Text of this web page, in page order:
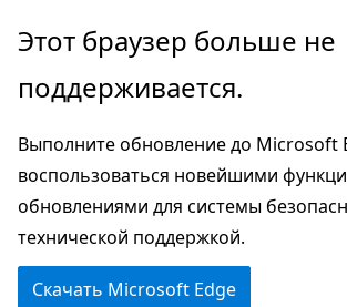
Пропустить
перейти
основному
содержимому
Переход
навигации
странице
Этот браузер больше не
поддерживается.
Выполните обновление до Microsoft
воспользоваться новейшими
обновлениями для системы
технической поддержкой.
Скачать Microsoft Edge